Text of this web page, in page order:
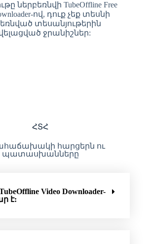
ներբեռնվի TubeOffline Free
ով, դուք չեք տեսնի
տեսանյութերին
ջրանիշներ:
ՀՏՀ
հարցերն ու
պատասխանները
Video Downloader-
է: